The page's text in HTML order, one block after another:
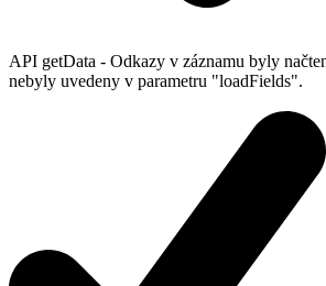
API getData - Odkazy v záznamu byly
nebyly uvedeny v parametru "loadFields".